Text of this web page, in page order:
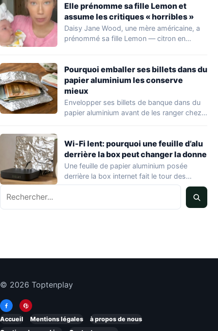
Elle prénomme sa fille Lemon et
assume les critiques « horribles »
Daisy Jane Wood, une mère américaine, a
prénommé sa fille Lemon — citron en…
Pourquoi emballer ses billets dans du
papier aluminium les conserve
mieux
Envelopper ses billets de banque dans du
papier aluminium avant de les ranger chez…
Wi-Fi lent: pourquoi une feuille d’alu
derrière la box peut changer la donne
Une feuille de papier aluminium posée
derrière la box internet fait le tour des…
© 2026 Toptenplay
Accueil Mentions légales
à propos de nous